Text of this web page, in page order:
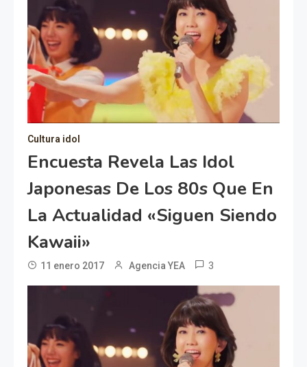
Cultura idol
Encuesta Revela Las Idol
Japonesas De Los 80s Que En
La Actualidad «siguen Siendo
Kawaii»
11 enero 2017 Agencia YEA 3